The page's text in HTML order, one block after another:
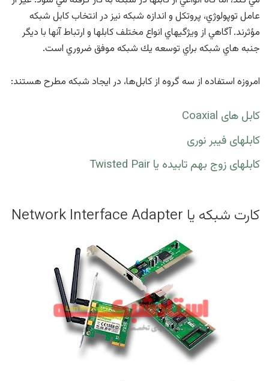
عامل توپولوژي، پروتكل و اندازه شبكه نيز در انتخاب كابل شبكه
مؤثرند. آگاهي از ويژگيهاي انواع مختلف كابلها و ارتباط آنها با ديگر
جنبه هاي شبكه براي توسعه يك شبكه موفق ضروري است.
امروزه استفاده از سه گروه از كابل‌ها، در ايجاد شبكه مطرح هستند:
كابل های Coaxial
کابلهای فیبر نوری
کابلهای زوج بهم تابیده یا Twisted Pair
كارت شبكه یا Network Interface Adapter